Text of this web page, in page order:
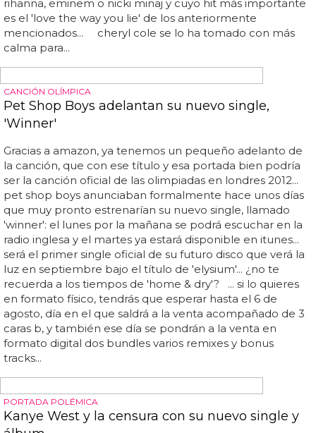
PRODUCIDA POR ALEX DA KID
Cheryl Cole anuncia el título de su nuevo single
'Call My Name'
De momento ya sabemos el título: 'call my name' será la
carta de presentación de este tercer disco en solitario de
la líder de girls aloud, la banda que lleva 5 años de
descanso y promete volver en 2013 (cosa que cada vez
cuesta más de creer)... am (su amigo del alma), calvin
harris e incluso lana del rey en el que, esperemos, sea su
mejor disco hasta la fecha... además, han confirmado que
el vídeo se rodará muy pronto, con rich lee como
director, en las mismas localizaciones que 'womanizer' de
britney spears... el productor y compositor del tema será
alex da kid, conocido en los círculos de popstars como
mencionados... cheryl cole se lo ha tomado con más
calma para...